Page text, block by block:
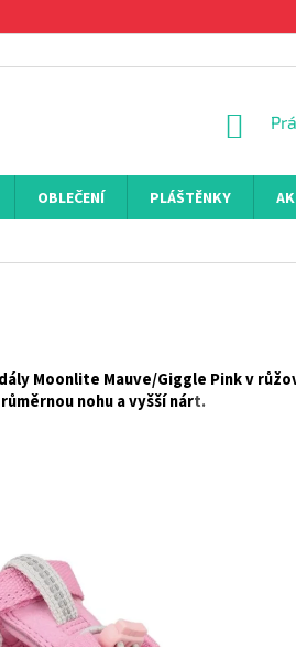
OBLEČENÍ PLÁŠTĚNKY
Moonlite Mauve/Giggle Pink v
nohu a vyšší nárt.